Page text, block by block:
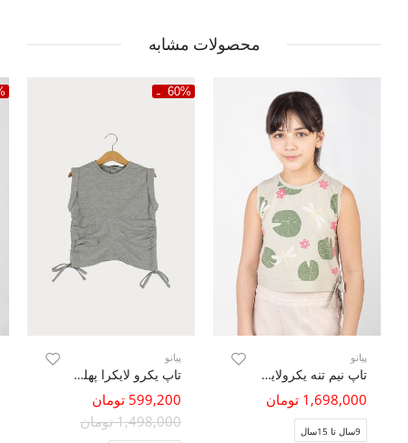
محصولات مشابه
پیانو
تاپ نیم تنه یکرولایکرا دمپا گره ای (ست با کد10613)
1,698,000 تومان
9سال تا 15سال
60%
پیانو
تاپ یکرو لایکرا پهلو گت دار
599,200 تومان
1,498,000 تومان